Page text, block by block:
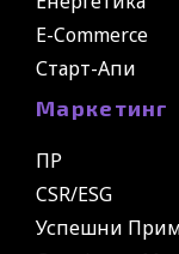
E-Commerce
Старт-Апи
Маркетинг
ПР
CSR/ESG
Успешни